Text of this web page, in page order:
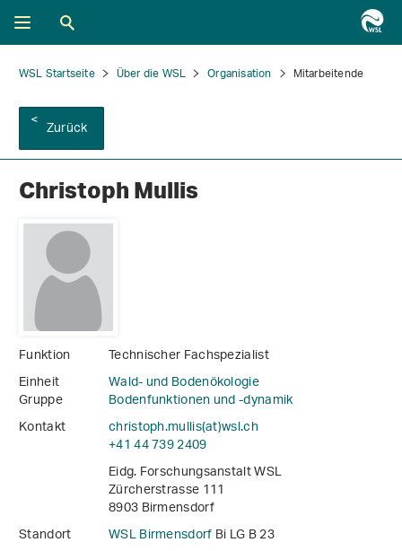
WSL Startseite Über die WSL Organisation Mitarbeitende
Zurück
Christoph Mullis
Funktion
Technischer Fachspezialist
Einheit
Wald- und Bodenökologie
Gruppe
Bodenfunktionen und -dynamik
Kontakt
christoph.mullis(at)wsl.ch
+41 44 739 2409
Eidg. Forschungsanstalt WSL
Zürcherstrasse 111
8903 Birmensdorf
Standort
WSL BirmensdorfBi LG B 23